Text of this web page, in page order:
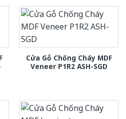
Cửa Gỗ Chống Cháy MDF
Veneer P1R2 ASH-SGD